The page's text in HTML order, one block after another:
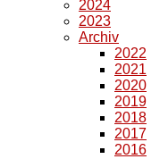
2024
2023
Archiv
2022
2021
2020
2019
2018
2017
2016